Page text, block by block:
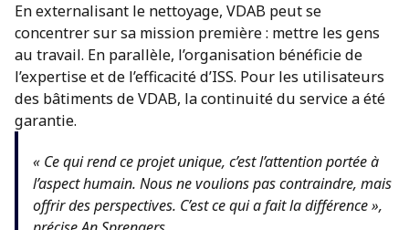
En externalisant le nettoyage, VDAB peut se
concentrer sur sa mission première : mettre les gens
au travail. En parallèle, l’organisation bénéficie de
l’expertise et de l’efficacité d’ISS. Pour les utilisateurs
des bâtiments de VDAB, la continuité du service a été
garantie.
« Ce qui rend ce projet unique, c’est l’attention portée à
l’aspect humain. Nous ne voulions pas contraindre, mais
offrir des perspectives. C’est ce qui a fait la différence »,